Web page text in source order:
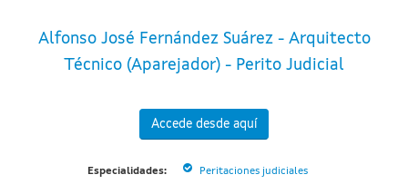
Alfonso José Fernández Suárez - Arquitecto
Técnico (Aparejador) - Perito Judicial
Accede desde aquí
Especialidades: Peritaciones judiciales